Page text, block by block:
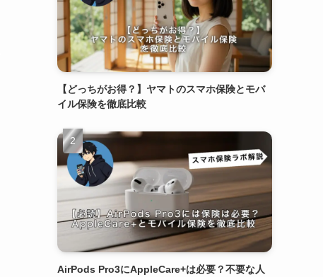
【どっちがお得？】ヤマトのスマホ保険とモバ
イル保険を徹底比較
AirPods Pro3にAppleCare+は必要？不要な人